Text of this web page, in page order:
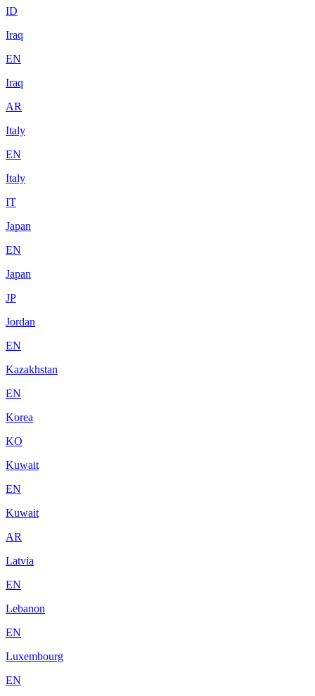
ID
Iraq
EN
Iraq
AR
Italy
EN
Italy
IT
Japan
EN
Japan
JP
Jordan
EN
Kazakhstan
EN
Korea
KO
Kuwait
EN
Kuwait
AR
Latvia
EN
Lebanon
EN
Luxembourg
EN